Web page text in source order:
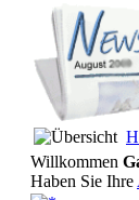
Willkommen
Haben Sie Ihre